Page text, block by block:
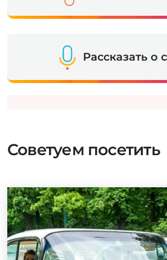
Рассказать о
Советуем посетить